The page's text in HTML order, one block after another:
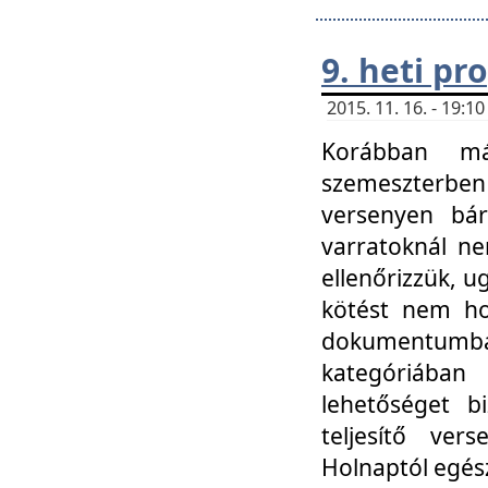
9. heti
2015. 11. 16. -
Korábban
versenyen
varratoknál
ellenőrizzük,
kötést nem
lehetőséget
teljesítő
Holnaptól